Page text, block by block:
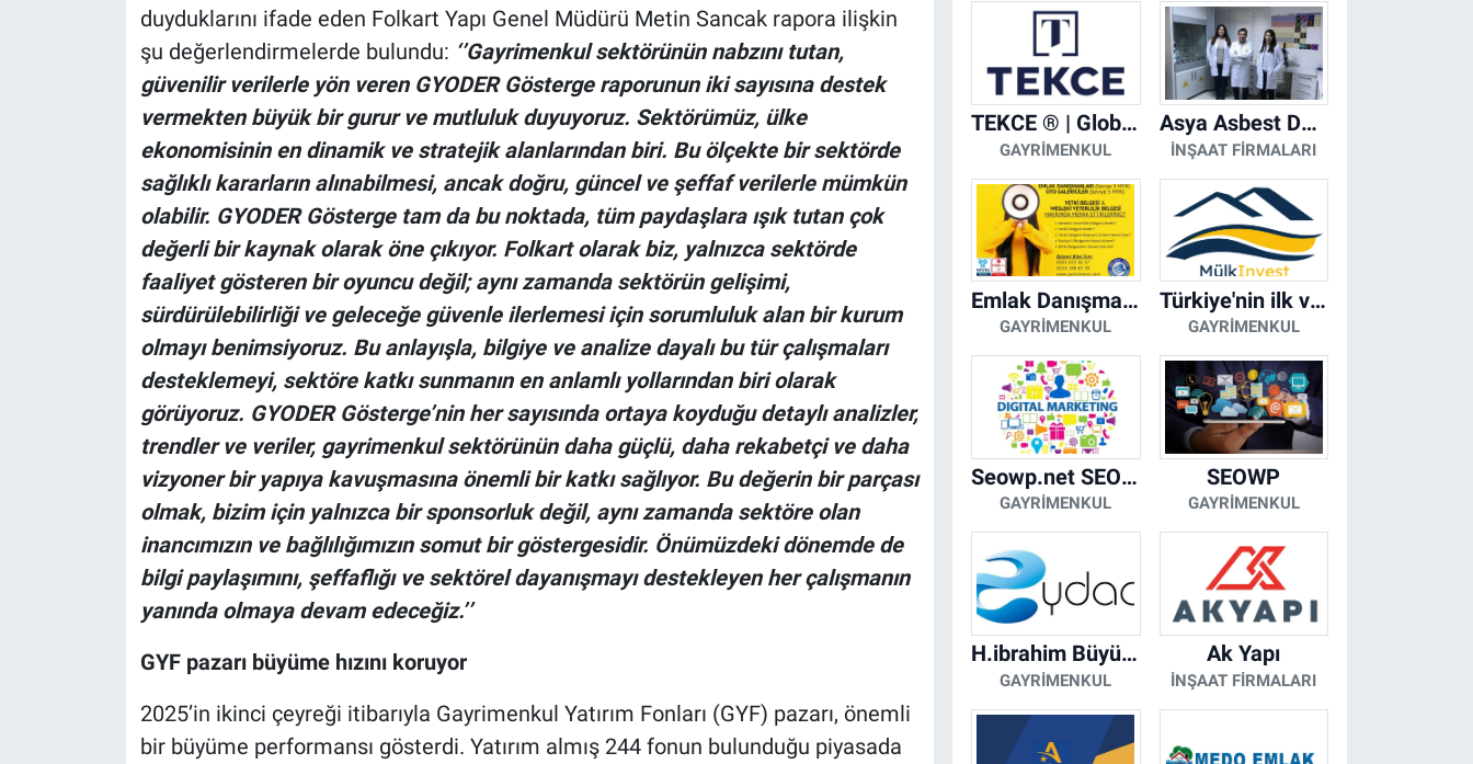
duyduklarını ifade eden Folkart Yapı Genel Müdürü Metin Sancak rapora ilişkin
şu değerlendirmelerde bulundu: ‘’Gayrimenkul sektörünün nabzını tutan,
güvenilir verilerle yön veren GYODER Gösterge raporunun iki sayısına destek
vermekten büyük bir gurur ve mutluluk duyuyoruz. Sektörümüz, ülke
ekonomisinin en dinamik ve stratejik alanlarından biri. Bu ölçekte bir sektörde
sağlıklı kararların alınabilmesi, ancak doğru, güncel ve şeffaf verilerle mümkün
olabilir. GYODER Gösterge tam da bu noktada, tüm paydaşlara ışık tutan çok
değerli bir kaynak olarak öne çıkıyor. Folkart olarak biz, yalnızca sektörde
faaliyet gösteren bir oyuncu değil; aynı zamanda sektörün gelişimi,
sürdürülebilirliği ve geleceğe güvenle ilerlemesi için sorumluluk alan bir kurum
olmayı benimsiyoruz. Bu anlayışla, bilgiye ve analize dayalı bu tür çalışmaları
desteklemeyi, sektöre katkı sunmanın en anlamlı yollarından biri olarak
görüyoruz. GYODER Gösterge’nin her sayısında ortaya koyduğu detaylı analizler,
trendler ve veriler, gayrimenkul sektörünün daha güçlü, daha rekabetçi ve daha
vizyoner bir yapıya kavuşmasına önemli bir katkı sağlıyor. Bu değerin bir parçası
olmak, bizim için yalnızca bir sponsorluk değil, aynı zamanda sektöre olan
inancımızın ve bağlılığımızın somut bir göstergesidir. Önümüzdeki dönemde de
bilgi paylaşımını, şeffaflığı ve sektörel dayanışmayı destekleyen her çalışmanın
yanında olmaya devam edeceğiz.’’
GYF pazarı büyüme hızını koruyor
2025’in ikinci çeyreği itibarıyla Gayrimenkul Yatırım Fonları (GYF) pazarı, önemli
bir büyüme performansı gösterdi. Yatırım almış 244 fonun bulunduğu piyasada
TEKCE ® | Global Gayrimenkul Şirketi
GAYRIMENKUL
Asya Asbest Danışmanlık - Asbest Söküm ve Asbest Raporu
İNŞAAT FIRMALARI
Emlak Danışmanı Seviye 5 Mesleki Yeterlilik Belgesi
GAYRIMENKUL
Türkiye'nin ilk ve tek yapay zeka destekli arsa ilan platformu
GAYRIMENKUL
Seowp.net SEO Hizmetleri
GAYRIMENKUL
SEOWP
GAYRIMENKUL
H.ibrahim Büyükacar
GAYRIMENKUL
Ak Yapı
İNŞAAT FIRMALARI